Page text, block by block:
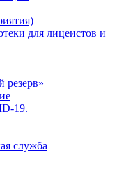
для лицеистов и
19.
служба